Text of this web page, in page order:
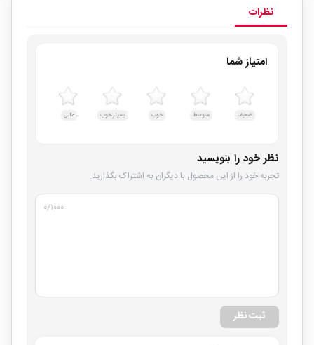
نظرات
امتیاز شما
ضعیف متوسط خوب بسیار خوب عالی
نظر خود را بنویسید
تجربه خود را از این محصول با دیگران به اشتراک بگذارید.
۰/۱۰۰۰
ثبت نظر